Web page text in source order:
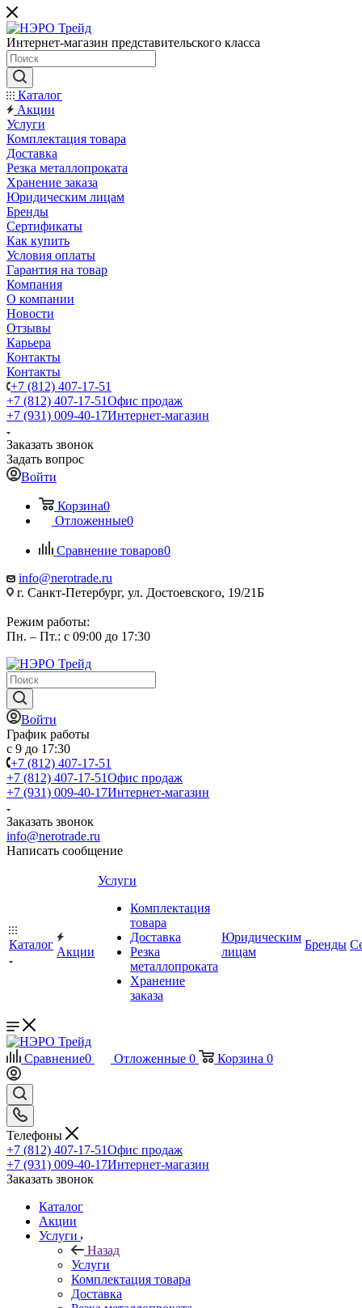
Интернет-магазин представительского класса
Каталог
Акции
Услуги
Комплектация товара
Доставка
Резка металлопроката
Хранение заказа
Юридическим лицам
Бренды
Сертификаты
Как купить
Условия оплаты
Гарантия на товар
Компания
О компании
Новости
Отзывы
Карьера
Контакты
Контакты
+7 (812) 407-17-51
+7 (812) 407-17-51Офис продаж
+7 (931) 009-40-17Интернет-магазин
Заказать звонок
Задать вопрос
Войти
Корзина0
Отложенные0
Сравнение товаров0
info@nerotrade.ru
г. Санкт-Петербург, ул. Достоевского, 19/21Б
Режим работы:
Пн. – Пт.: с 09:00 до 17:30
Войти
График работы
с 9 до 17:30
+7 (812) 407-17-51
+7 (812) 407-17-51Офис продаж
+7 (931) 009-40-17Интернет-магазин
Заказать звонок
info@nerotrade.ru
Написать сообщение
Каталог
Акции
Услуги
Комплектация
товара
Доставка
Резка
металлопроката
Хранение
заказа
Юридическим
лицам
Бренды
Сравнение0 Отложенные 0 Корзина 0
Телефоны
+7 (812) 407-17-51Офис продаж
+7 (931) 009-40-17Интернет-магазин
Заказать звонок
Каталог
Акции
Услуги
Назад
Услуги
Комплектация товара
Доставка